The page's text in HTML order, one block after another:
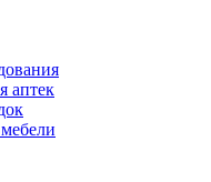
аптек